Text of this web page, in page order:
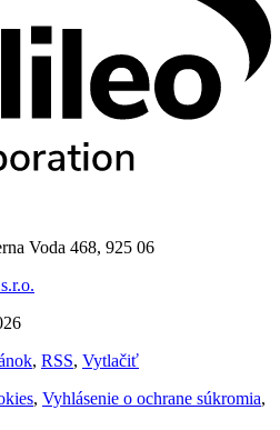
Voda 468, 925 06
, RSS, Vytlačiť
, Vyhlásenie o ochrane súkromia,